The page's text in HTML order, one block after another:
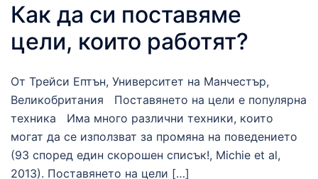
Как да си поставяме
цели, които работят?
От Трейси Ептън, Университет на Манчестър,
Великобритания Поставянето на цели е популярна
техника Има много различни техники, които
могат да се използват за промяна на поведението
(93 според един скорошен списък!, Michie et al,
2013). Поставянето на цели […]